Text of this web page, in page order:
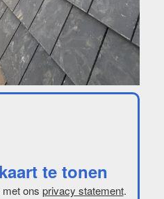
te tonen
ons privacy statement.